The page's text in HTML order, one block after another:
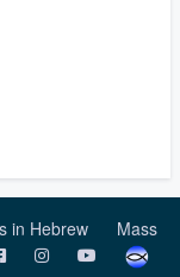
in Hebrew
Mass